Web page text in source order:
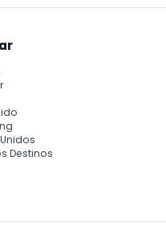
Destinos